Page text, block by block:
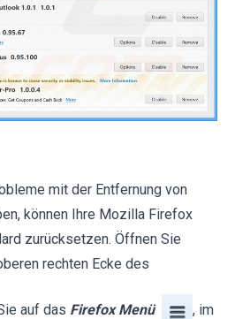
mit der Entfernung von
können Ihre Mozilla Firefox
zurücksetzen. Öffnen Sie
rechten Ecke des
auf das Firefox Menü , im